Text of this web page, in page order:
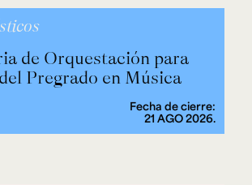
de Orquestación para
Pregrado en Música
Fecha de cierre:
21 AGO 2026.